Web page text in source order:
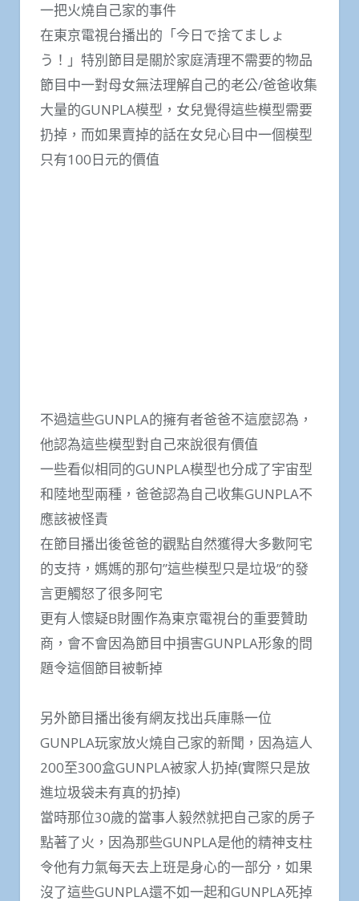
一把火燒自己家的事件
在東京電視台播出的「今日で捨てましょ
う！」特別節目是關於家庭清理不需要的物品
節目中一對母女無法理解自己的老公/爸爸收集
大量的GUNPLA模型，女兒覺得這些模型需要
扔掉，而如果賣掉的話在女兒心目中一個模型
只有100日元的價值
不過這些GUNPLA的擁有者爸爸不這麼認為，
他認為這些模型對自己來說很有價值
一些看似相同的GUNPLA模型也分成了宇宙型
和陸地型兩種，爸爸認為自己收集GUNPLA不
應該被怪責
在節目播出後爸爸的觀點自然獲得大多數阿宅
的支持，媽媽的那句”這些模型只是垃圾”的發
言更觸怒了很多阿宅
更有人懷疑B財團作為東京電視台的重要贊助
商，會不會因為節目中損害GUNPLA形象的問
題令這個節目被斬掉
另外節目播出後有網友找出兵庫縣一位
GUNPLA玩家放火燒自己家的新聞，因為這人
200至300盒GUNPLA被家人扔掉(實際只是放
進垃圾袋未有真的扔掉)
當時那位30歲的當事人毅然就把自己家的房子
點著了火，因為那些GUNPLA是他的精神支柱
令他有力氣每天去上班是身心的一部分，如果
沒了這些GUNPLA還不如一起和GUNPLA死掉